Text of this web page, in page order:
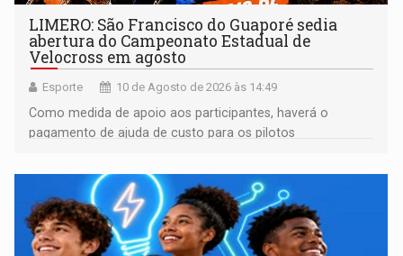
LIMERO: São Francisco do Guaporé sedia
abertura do Campeonato Estadual de
Velocross em agosto
Esporte 10 de Agosto de 2026 às 14:49
Como medida de apoio aos participantes, haverá o
pagamento de ajuda de custo para os pilotos